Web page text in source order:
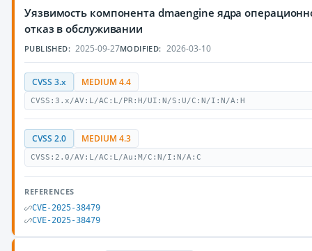
Уязвимость компонента dmaengine ядра
отказ в обслуживании
PUBLISHED: 2025-09-27MODIFIED: 2026-03-10
CVSS 3.x MEDIUM 4.4
CVSS:3.x/AV:L/AC:L/PR:H/UI:N/S:U/C:N/I:N/A:H
CVSS 2.0 MEDIUM 4.3
CVSS:2.0/AV:L/AC:L/Au:M/C:N/I:N/A:C
REFERENCES
CVE-2025-38479
CVE-2025-38479